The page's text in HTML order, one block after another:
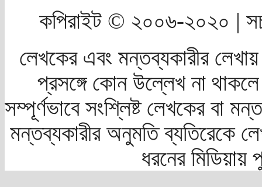
কপিরাইট © ২০০৬-২০২০ |
লেখকের এবং মন্তব্যকারীর
প্রসঙ্গে কোন উল্লেখ না
সম্পূর্ণভাবে সংশ্লিষ্ট লেখকের বা
মন্তব্যকারীর অনুমতি ব্যতিরেকে
ধরনের মিডিয়ায়